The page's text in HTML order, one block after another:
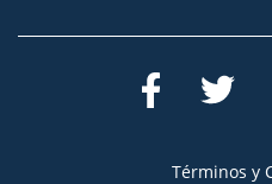
Términos y